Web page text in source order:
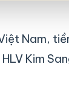
Nam,
Kim